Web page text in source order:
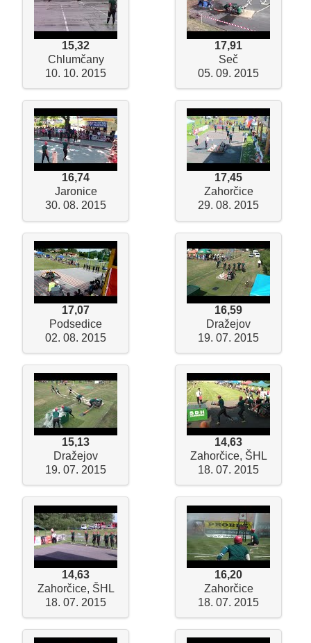
15,32
Chlumčany
10. 10. 2015
17,91
Seč
05. 09. 2015
16,74
Jaronice
30. 08. 2015
17,45
Zahorčice
29. 08. 2015
17,07
Podsedice
02. 08. 2015
16,59
Dražejov
19. 07. 2015
15,13
Dražejov
19. 07. 2015
14,63
Zahorčice, ŠHL
18. 07. 2015
14,63
Zahorčice, ŠHL
18. 07. 2015
16,20
Zahorčice
18. 07. 2015